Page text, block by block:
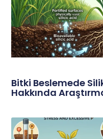
Bitki Beslemede
Hakkında